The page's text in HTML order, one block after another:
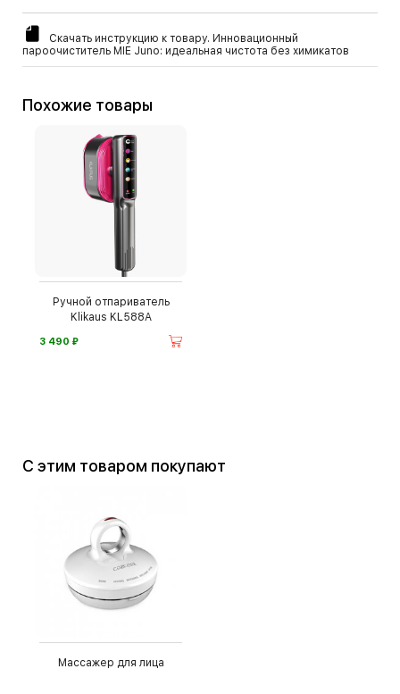
Скачать инструкцию к товару. Инновационный
пароочиститель MIE Juno: идеальная чистота без химикатов
Похожие товары
Ручной отпариватель
Klikaus KL588A
3 490 ⃏
С этим товаром покупают
Массажер для лица